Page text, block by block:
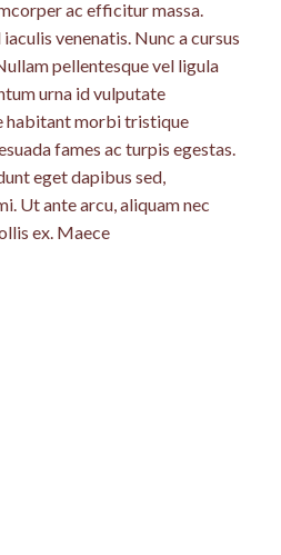
ac efficitur massa.
venenatis. Nunc a cursus
pellentesque vel ligula
urna id vulputate
habitant morbi tristique
fames ac turpis egestas.
eget dapibus sed,
Ut ante arcu, aliquam nec
ex. Maece